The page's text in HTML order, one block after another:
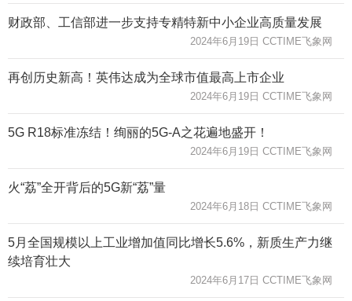
财政部、工信部进一步支持专精特新中小企业高质量发展
2024年6月19日 CCTIME飞象网
再创历史新高！英伟达成为全球市值最高上市企业
2024年6月19日 CCTIME飞象网
5G R18标准冻结！绚丽的5G-A之花遍地盛开！
2024年6月19日 CCTIME飞象网
火“荔”全开背后的5G新“荔”量
2024年6月18日 CCTIME飞象网
5月全国规模以上工业增加值同比增长5.6%，新质生产力继
续培育壮大
2024年6月17日 CCTIME飞象网